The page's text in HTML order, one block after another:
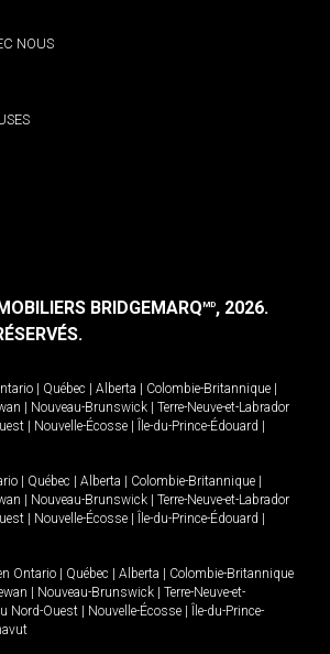
NOUS
BRIDGEMARQMD, 2026.
Québec Alberta Colombie-Britannique
Nouveau-Brunswick
Terre-Neuve-et-Labrador
Nouvelle-Écosse Île-du-Prince-Édouard
Québec Alberta Colombie-Britannique
Nouveau-Brunswick
Terre-Neuve-et-Labrador
Nouvelle-Écosse Île-du-Prince-Édouard
Ontario Québec Alberta
Colombie-Britannique
Nouveau-Brunswick
Terre-Neuve-et-
Nord-Ouest Nouvelle-Écosse
Île-du-Prince-